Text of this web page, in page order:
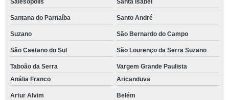
Salesópolis Santa Isabel
Santana do Parnaíba Santo André
Suzano São Bernardo do Campo
São Caetano do Sul São Lourenço da Serra Suzano
Taboão da Serra
Vargem Grande Paulista
Anália Franco
Aricanduva
Artur Alvim Belém